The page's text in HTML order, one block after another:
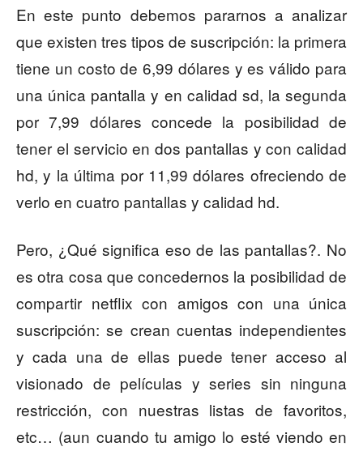
En este punto debemos pararnos a analizar
que existen tres tipos de suscripción: la primera
tiene un costo de 6,99 dólares y es válido para
una única pantalla y en calidad sd, la segunda
por 7,99 dólares concede la posibilidad de
tener el servicio en dos pantallas y con calidad
hd, y la última por 11,99 dólares ofreciendo de
verlo en cuatro pantallas y calidad hd.
Pero, ¿Qué significa eso de las pantallas?. No
es otra cosa que concedernos la posibilidad de
compartir netflix con amigos con una única
suscripción: se crean cuentas independientes
y cada una de ellas puede tener acceso al
visionado de películas y series sin ninguna
restricción, con nuestras listas de favoritos,
etc… (aun cuando tu amigo lo esté viendo en